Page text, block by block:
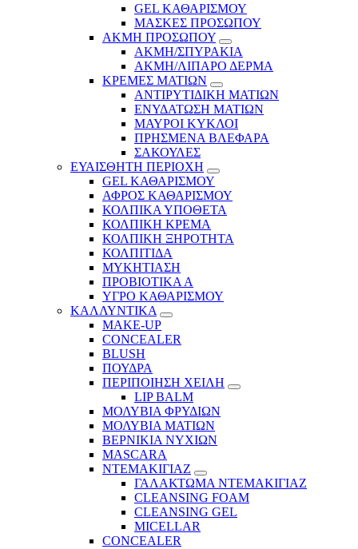
GEL ΚΑΘΑΡΙΣΜΟΥ
ΜΑΣΚΕΣ ΠΡΟΣΩΠΟΥ
ΑΚΜΗ ΠΡΟΣΩΠΟΥ
ΑΚΜΗ/ΣΠΥΡΑΚΙΑ
ΑΚΜΗ/ΛΙΠΑΡΟ ΔΕΡΜΑ
ΚΡΕΜΕΣ ΜΑΤΙΩΝ
ΑΝΤΙΡΥΤΙΔΙΚΗ ΜΑΤΙΩΝ
ΕΝΥΔΑΤΩΣΗ ΜΑΤΙΩΝ
ΜΑΥΡΟΙ ΚΥΚΛΟΙ
ΠΡΗΣΜΕΝΑ ΒΛΕΦΑΡΑ
ΣΑΚΟΥΛΕΣ
ΕΥΑΙΣΘΗΤΗ ΠΕΡΙΟΧΗ
GEL ΚΑΘΑΡΙΣΜΟΥ
ΑΦΡΟΣ ΚΑΘΑΡΙΣΜΟΥ
ΚΟΛΠΙΚΑ ΥΠΟΘΕΤΑ
ΚΟΛΠΙΚΗ ΚΡΕΜΑ
ΚΟΛΠΙΚΗ ΞΗΡΟΤΗΤΑ
ΚΟΛΠΙΤΙΔΑ
ΜΥΚΗΤΙΑΣΗ
ΠΡΟΒΙΟΤΙΚΑ Α
ΥΓΡΟ ΚΑΘΑΡΙΣΜΟΥ
ΚΑΛΛΥΝΤΙΚΑ
MAKE-UP
CONCEALER
BLUSH
ΠΟΥΔΡΑ
ΠΕΡΙΠΟΙΗΣΗ ΧΕΙΛΗ
LIP BALM
ΜΟΛΥΒΙΑ ΦΡΥΔΙΩΝ
ΜΟΛΥΒΙΑ ΜΑΤΙΩΝ
ΒΕΡΝΙΚΙΑ ΝΥΧΙΩΝ
MASCARA
ΝΤΕΜΑΚΙΓΙΑΖ
ΓΑΛΑΚΤΩΜΑ ΝΤΕΜΑΚΙΓΙΑΖ
CLEANSING FOAM
CLEANSING GEL
MICELLAR
CONCEALER